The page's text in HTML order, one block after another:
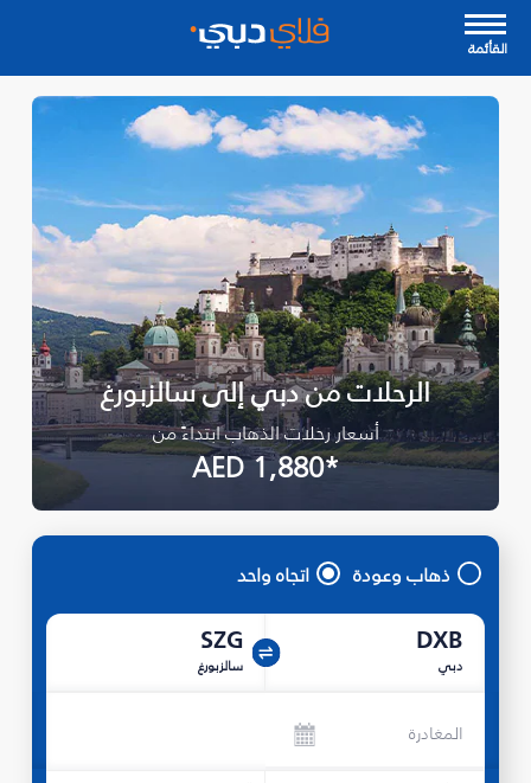
القأئمة
الرحلات من دبي إلى سالزبورغ
أسعار رحلات الذهاب ابتداءً من
*AED 1,880
ذهاب وعودة اتجاه واحد
DXB
دبي
SZG
سالزبورغ
المغادرة